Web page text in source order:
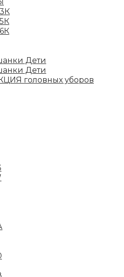
Дети
Дети
головных уборов